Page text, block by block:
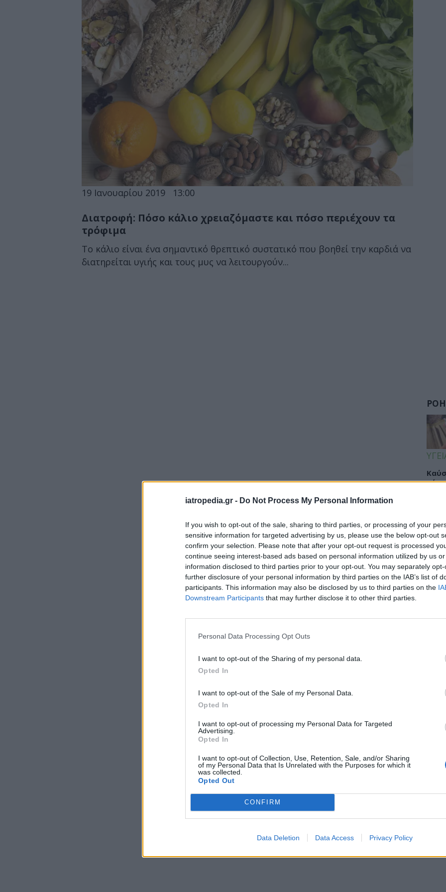
iatropedia.gr - Do Not Process My Personal Information
If you wish to opt-out of the sale, sharing to third parties, or processing of your
sensitive information for targeted advertising by us, please use the below opt-out
confirm your selection. Please note that after your opt-out request is processed
continue seeing interest-based ads based on personal information utilized by us
information disclosed to third parties prior to your opt-out. You may separately
further disclosure of your personal information by third parties on the IAB’s list of
participants. This information may also be disclosed by us to third parties on the
Downstream Participants that may further disclose it to other third parties.
Personal Data Processing Opt Outs
I want to opt-out of the Sharing of my personal data.
Opted In
I want to opt-out of the Sale of my Personal Data.
Opted In
I want to opt-out of processing my Personal Data for Targeted
Advertising.
Opted In
I want to opt-out of Collection, Use, Retention, Sale, and/or Sharing
of my Personal Data that Is Unrelated with the Purposes for which it
was collected.
Opted Out
CONFIRM
Data Deletion Data Access Privacy Policy
19 Ιανουαρίου 2019 13:00
Διατροφή: Πόσο κάλιο χρειαζόμαστε και πόσο περιέχουν τα
τρόφιμα
Το κάλιο είναι ένα σημαντικό θρεπτικό συστατικό που βοηθεί την καρδιά να
διατηρείται υγιής και τους μυς να λειτουργούν...